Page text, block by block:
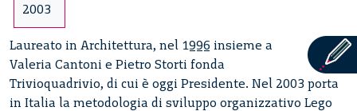
2003
Laureato in Architettura, nel 1996 insieme a
Valeria Cantoni e Pietro Storti fonda
Trivioquadrivio, di cui è oggi Presidente. Nel 2003 porta
in Italia la metodologia di sviluppo organizzativo Lego